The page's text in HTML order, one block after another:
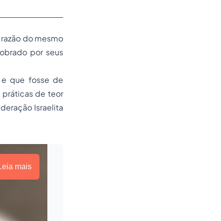
do mesmo
por seus
que fosse de
práticas de teor
Israelita
mais